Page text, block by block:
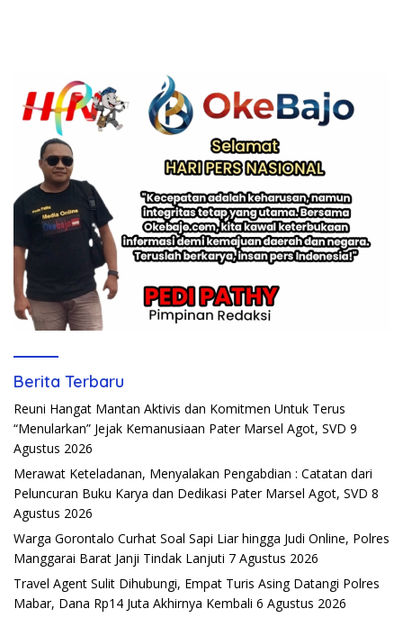
Berita Terbaru
Reuni Hangat Mantan Aktivis dan Komitmen Untuk Terus
“Menularkan” Jejak Kemanusiaan Pater Marsel Agot, SVD 9
Agustus 2026
Merawat Keteladanan, Menyalakan Pengabdian : Catatan dari
Peluncuran Buku Karya dan Dedikasi Pater Marsel Agot, SVD 8
Agustus 2026
Warga Gorontalo Curhat Soal Sapi Liar hingga Judi Online, Polres
Manggarai Barat Janji Tindak Lanjuti 7 Agustus 2026
Travel Agent Sulit Dihubungi, Empat Turis Asing Datangi Polres
Mabar, Dana Rp14 Juta Akhirnya Kembali 6 Agustus 2026